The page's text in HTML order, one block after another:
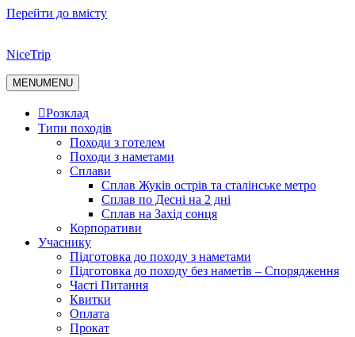
Перейти до вмісту
NiceTrip
MENUMENU
Розклад
Типи походів
Походи з готелем
Походи з наметами
Сплави
Сплав Жуків острів та сталінське метро
Сплав по Десні на 2 дні
Сплав на Захід сонця
Корпоративи
Учаснику
Підготовка до походу з наметами
Підготовка до походу без наметів – Спорядження
Часті Питання
Квитки
Оплата
Прокат